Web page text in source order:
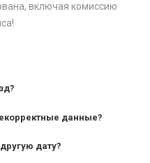
включая комиссию
данные?
дату?